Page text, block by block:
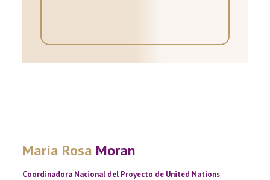
María Rosa Moran
Coordinadora Nacional del Proyecto de United Nations